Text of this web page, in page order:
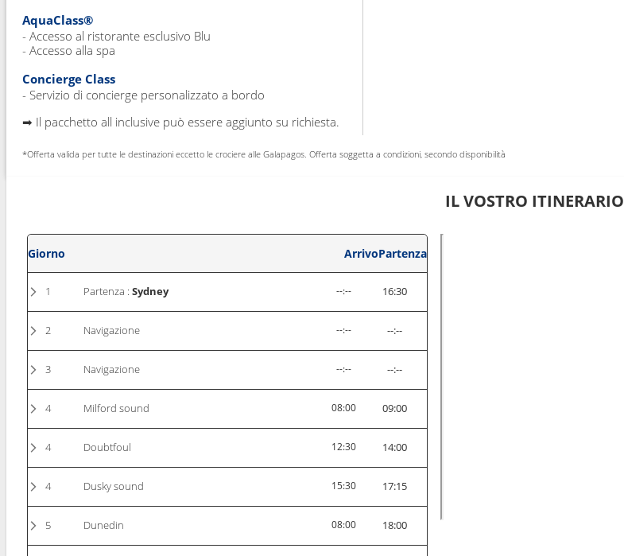
AquaClass®
- Accesso al ristorante esclusivo Blu
- Accesso alla spa
Concierge Class
- Servizio di concierge personalizzato a bordo
➡ Il pacchetto all inclusive può essere aggiunto su richiesta.
*Offerta valida per tutte le destinazioni eccetto le crociere alle Galapagos. Offerta soggetta a condizioni, secondo disponibilità
IL VOSTRO ITINERARIO
Giorno ArrivoPartenza
1 Partenza : Sydney --:-- 16:30
2 Navigazione --:-- --:--
3 Navigazione --:-- --:--
4 Milford sound 08:00 09:00
4 Doubtfoul 12:30 14:00
4 Dusky sound 15:30 17:15
5 Dunedin 08:00 18:00